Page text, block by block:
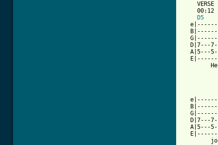
    VERSE
    00:12
D5
D|7---
A|5---
D|7---
A|5---